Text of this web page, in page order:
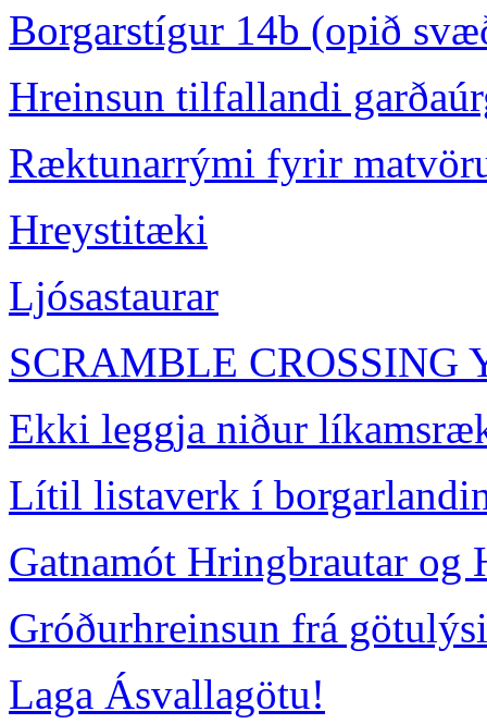
Borgarstígur 14b (opið
Hreinsun tilfallandi
Ræktunarrými fyrir
Hreystitæki
Ljósastaurar
SCRAMBLE CROSSING
Ekki leggja niður
Lítil listaverk í
Gatnamót Hringbrautar
Gróðurhreinsun frá
Laga Ásvallagötu!